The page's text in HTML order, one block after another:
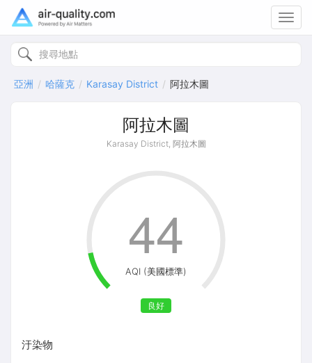
亞洲 哈薩克 Karasay District 阿拉木圖
阿拉木圖
Karasay District, 阿拉木圖
AQI (美國標準)
良好
44
汙染物